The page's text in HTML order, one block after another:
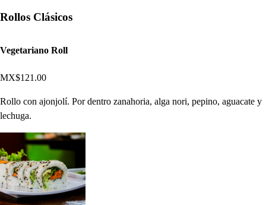
Rollos Clásicos
Vegetariano Roll
MX$121.00
Rollo con ajonjolí. Por dentro zanahoria, alga nori, pepino, aguacate y
lechuga.